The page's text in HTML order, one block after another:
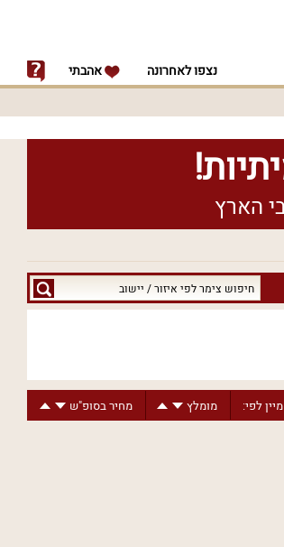
נצפו לאחרונה אהבתי
חיפוש
צימר
יישוב
מיין לפי: מומלץ מחיר בסופ"ש